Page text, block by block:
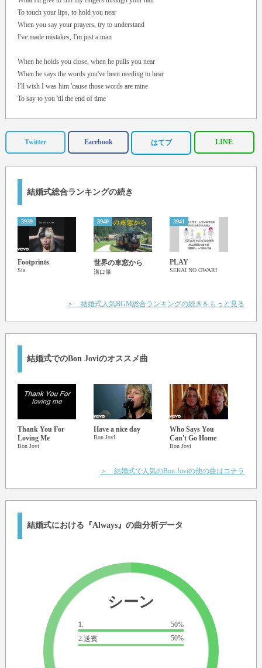
To touch your lips, to hold you near
When you say your prayers, try to understand
I've made mistakes, I'm just a man
When he holds you close, when he pulls you near
When he says the words you've been needing to hear
I'll wish I was him 'cause those words are mine
To say to you 'til the end of time
And I'll be there forever and a day, always
I would
There's no price I won't pay
To say these words to you
Well, there ain't no luck
In these loaded dice
We'll find a place where the sun still shines
And I will love you, baby, always
And I'll be there forever and a day, always
I'll be there 'til the stars don't shine
You'll be on my mind
And I'll love you, always
Twitter Facebook はてブ LINE
結婚式総合ランキングの続き
3939
Footprints
Sia
3940
世界の車窓から
溝口肇
3941
PLAY
SEKAI NO OWARI
＞ 結婚式人気BGM総合ランキングの続きをもっと見る
結婚式でのBon Joviのオススメ曲
Thank You For
Loving Me
Bon Jovi
Have a nice day
Bon Jovi
Who Says You
Can't Go Home
Bon Jovi
＞ 結婚式で人気のBon Joviの他の曲はコチラ
結婚式における『Always』の曲分析データ
シーン
1.
50%
2.送賓
50%